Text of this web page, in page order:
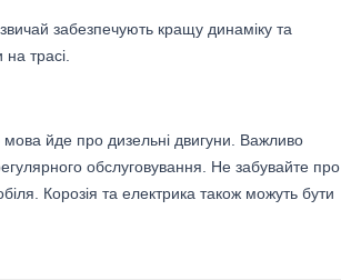
забезпечують кращу динаміку та
трасі.
йде про дизельні двигуни. Важливо
обслуговування. Не забувайте про
Корозія та електрика також можуть бути